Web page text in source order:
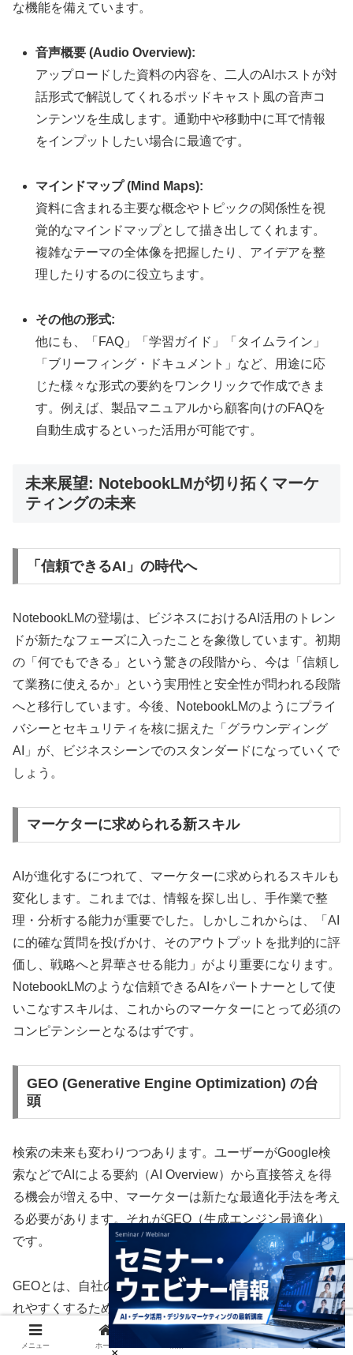
な機能を備えています。
音声概要 (Audio Overview):
アップロードした資料の内容を、二人のAIホストが対
話形式で解説してくれるポッドキャスト風の音声コ
ンテンツを生成します。通勤中や移動中に耳で情報
をインプットしたい場合に最適です。
マインドマップ (Mind Maps):
資料に含まれる主要な概念やトピックの関係性を視
覚的なマインドマップとして描き出してくれます。
複雑なテーマの全体像を把握したり、アイデアを整
理したりするのに役立ちます。
その他の形式:
他にも、「FAQ」「学習ガイド」「タイムライン」
「ブリーフィング・ドキュメント」など、用途に応
じた様々な形式の要約をワンクリックで作成できま
す。例えば、製品マニュアルから顧客向けのFAQを
自動生成するといった活用が可能です。
未来展望: NotebookLMが切り拓くマーケ
ティングの未来
「信頼できるAI」の時代へ
NotebookLMの登場は、ビジネスにおけるAI活用のトレン
ドが新たなフェーズに入ったことを象徴しています。初期
の「何でもできる」という驚きの段階から、今は「信頼し
て業務に使えるか」という実用性と安全性が問われる段階
へと移行しています。今後、NotebookLMのようにプライ
バシーとセキュリティを核に据えた「グラウンディング
AI」が、ビジネスシーンでのスタンダードになっていくで
しょう。
マーケターに求められる新スキル
AIが進化するにつれて、マーケターに求められるスキルも
変化します。これまでは、情報を探し出し、手作業で整
理・分析する能力が重要でした。しかしこれからは、
「AI
に的確な質問を投げかけ、そのアウトプットを批判的に評
価し、戦略へと昇華させる能力」 がより重要になります。
NotebookLMのような信頼できるAIをパートナーとして使
いこなすスキルは、これからのマーケターにとって必須の
コンピテンシーとなるはずです。
GEO (Generative Engine Optimization) の台
頭
検索の未来も変わりつつあります。ユーザーがGoogle検
索などでAIによる要約（AI Overview）から直接答えを得
る機会が増える中、マーケターは新たな最適化手法を考え
る必要があります。それがGEO（生成エンジン最適化）
です。
GEOとは、自社のコンテンツがAIによって参照・引用さ
れやすくするために、コンテンツの質と構造を最適化する
ことです。単にキーワードを並べるのではなく、信頼性が
高く、事実に基づいており、AIが理解しやすい論理的な構
メニュー ホーム トップ サイドバー